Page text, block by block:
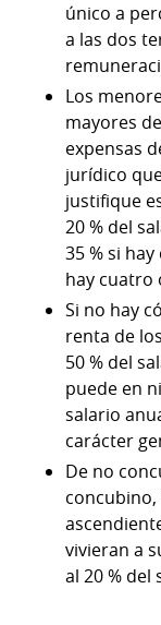
único a
a las dos
Los
mayores
expensas
jurídico
justifique
20 % del
35 % si
hay cuatro
Si no hay
renta de
50 % del
puede en
salario
carácter
De no
vivieran a
al 20 % del